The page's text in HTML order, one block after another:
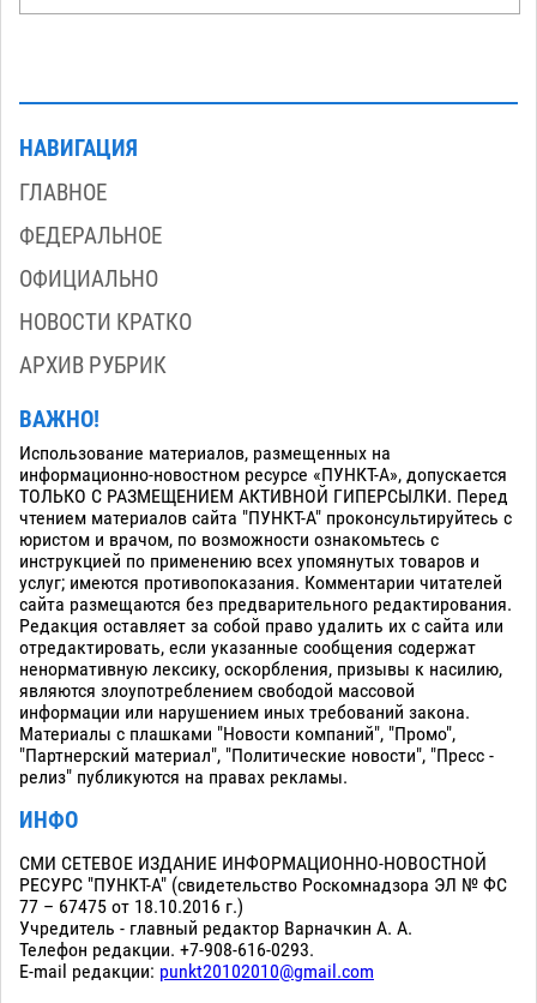
НАВИГАЦИЯ
ГЛАВНОЕ
ФЕДЕРАЛЬНОЕ
ОФИЦИАЛЬНО
НОВОСТИ КРАТКО
АРХИВ РУБРИК
ВАЖНО!
Использование материалов, размещенных на
информационно-новостном ресурсе «ПУНКТ-А», допускается
ТОЛЬКО С РАЗМЕЩЕНИЕМ АКТИВНОЙ ГИПЕРСЫЛКИ. Перед
чтением материалов сайта "ПУНКТ-А" проконсультируйтесь с
юристом и врачом, по возможности ознакомьтесь с
инструкцией по применению всех упомянутых товаров и
услуг; имеются противопоказания. Комментарии читателей
сайта размещаются без предварительного редактирования.
Редакция оставляет за собой право удалить их с сайта или
отредактировать, если указанные сообщения содержат
ненормативную лексику, оскорбления, призывы к насилию,
являются злоупотреблением свободой массовой
информации или нарушением иных требований закона.
Материалы с плашками "Новости компаний", "Промо",
"Партнерский материал", "Политические новости", "Пресс -
релиз" публикуются на правах рекламы.
ИНФО
СМИ СЕТЕВОЕ ИЗДАНИЕ ИНФОРМАЦИОННО-НОВОСТНОЙ
РЕСУРС "ПУНКТ-А" (свидетельство Роскомнадзора ЭЛ № ФС
77 – 67475 от 18.10.2016 г.)
Учредитель - главный редактор Варначкин А. А.
Телефон редакции. +7-908-616-0293.
E-mail редакции: punkt20102010@gmail.com